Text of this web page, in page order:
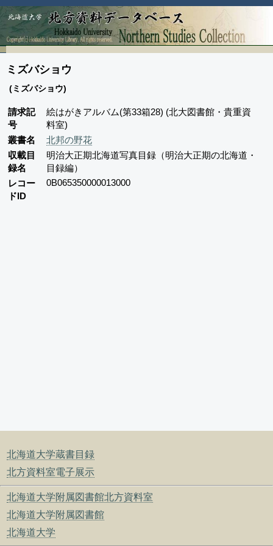
北海道大学蔵書目録
北方資料室電子展示
北海道大学附属図書館北方資料室
北海道大学附属図書館
北海道大学
ミズバショウ
(ミズバショウ)
請求記
号
絵はがきアルバム(第33箱28) (北大図書館・貴重資
料室)
叢書名
北邦の野花
収載目
録名
明治大正期北海道写真目録（明治大正期の北海道・
目録編）
レコー
ドID
0B065350000013000